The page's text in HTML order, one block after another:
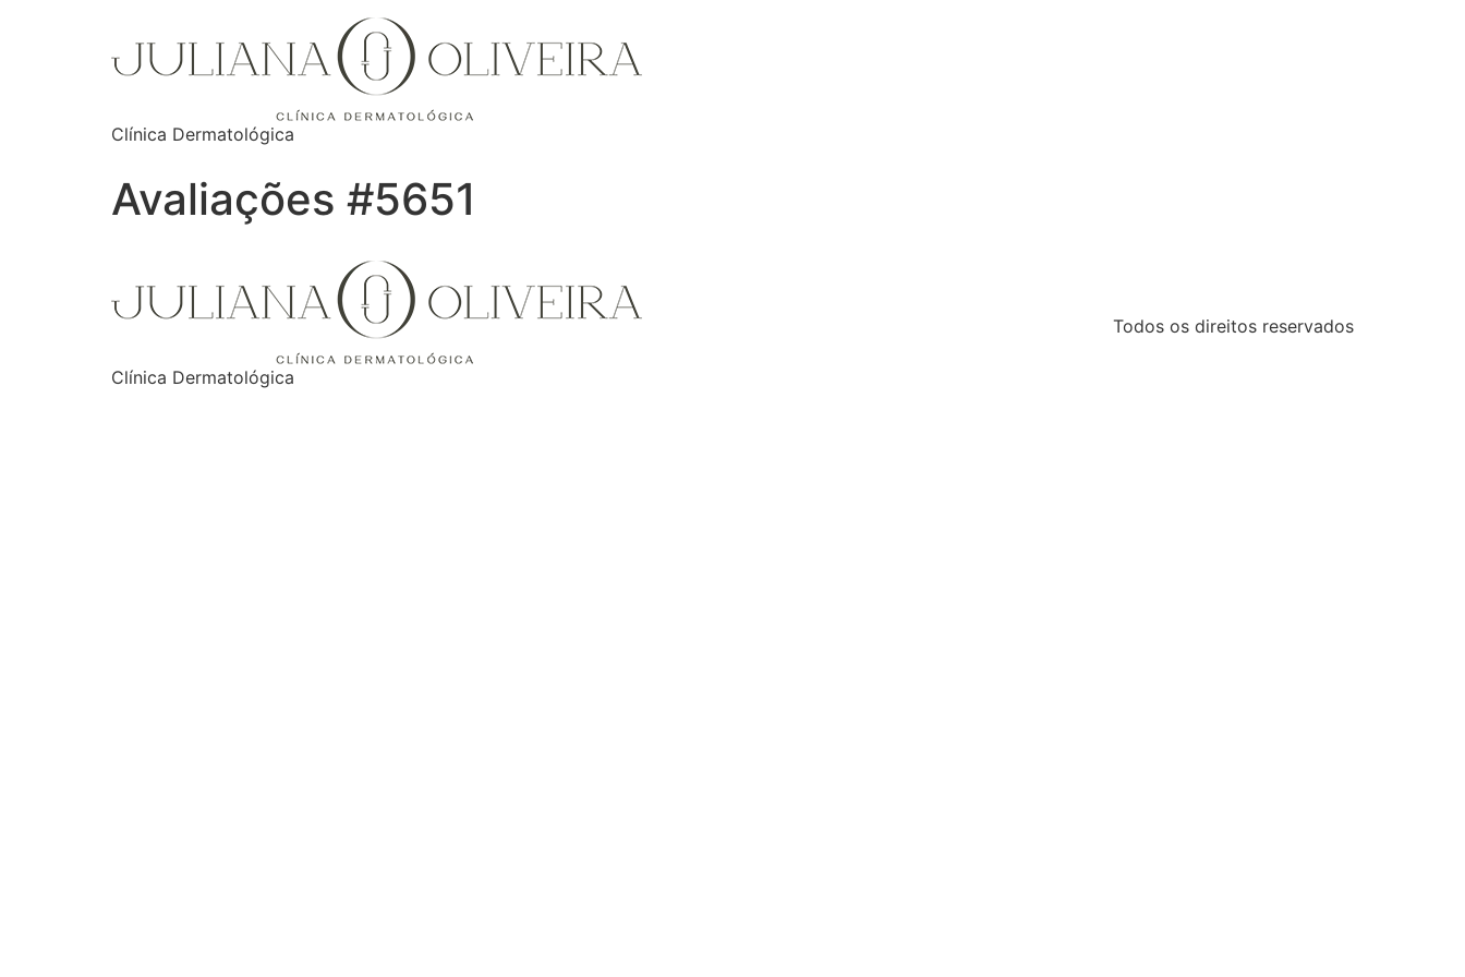
Clínica Dermatológica
Avaliações #5651
Clínica Dermatológica
Todos os direitos reservados